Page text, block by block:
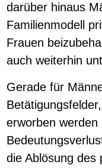
darüber hinaus
Familienmodell
Frauen
auch weiterhin
Gerade für
erworben
die Ablösung des